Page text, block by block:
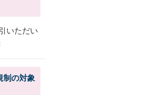
いただい
制の対象